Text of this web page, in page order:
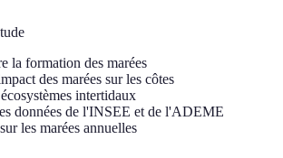
la formation des marées
des marées sur les côtes
intertidaux
données de l'INSEE et de l'ADEME
les marées annuelles